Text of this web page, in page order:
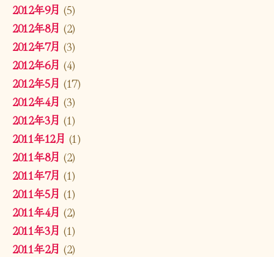
2012年9月 (5)
2012年8月 (2)
2012年7月 (3)
2012年6月 (4)
2012年5月 (17)
2012年4月 (3)
2012年3月 (1)
2011年12月 (1)
2011年8月 (2)
2011年7月 (1)
2011年5月 (1)
2011年4月 (2)
2011年3月 (1)
2011年2月 (2)